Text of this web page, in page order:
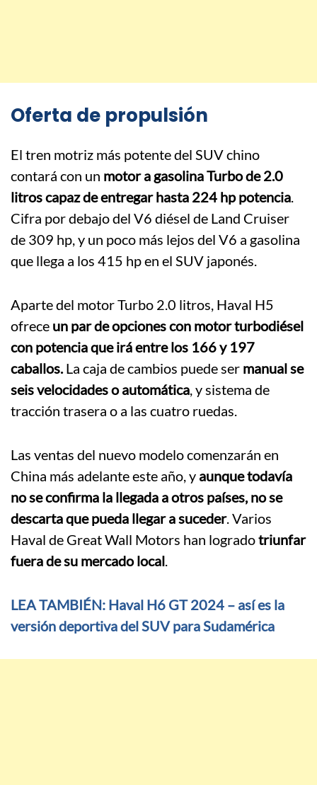
Oferta de propulsión
El tren motriz más potente del SUV chino
contará con un motor a gasolina Turbo de 2.0
litros capaz de entregar hasta 224 hp potencia.
Cifra por debajo del V6 diésel de Land Cruiser
de 309 hp, y un poco más lejos del V6 a gasolina
que llega a los 415 hp en el SUV japonés.
Aparte del motor Turbo 2.0 litros, Haval H5
ofrece un par de opciones con motor turbodiésel
con potencia que irá entre los 166 y 197
caballos.La caja de cambios puede ser manual se
seis velocidades o automática, y sistema de
tracción trasera o a las cuatro ruedas.
Las ventas del nuevo modelo comenzarán en
China más adelante este año, y aunque todavía
no se confirma la llegada a otros países, no se
descarta que pueda llegar a suceder. Varios
Haval de Great Wall Motors han logradotriunfar
fuera de su mercado local.
LEA TAMBIÉN: Haval H6 GT 2024 – así es la
versión deportiva del SUV para Sudamérica